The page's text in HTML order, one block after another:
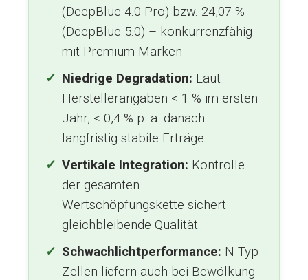
(DeepBlue 4.0 Pro) bzw. 24,07 %
(DeepBlue 5.0) – konkurrenzfähig
mit Premium-Marken
Niedrige Degradation: Laut
Herstellerangaben < 1 % im ersten
Jahr, < 0,4 % p. a. danach –
langfristig stabile Erträge
Vertikale Integration: Kontrolle
der gesamten
Wertschöpfungskette sichert
gleichbleibende Qualität
Schwachlichtperformance: N-Typ-
Zellen liefern auch bei Bewölkung